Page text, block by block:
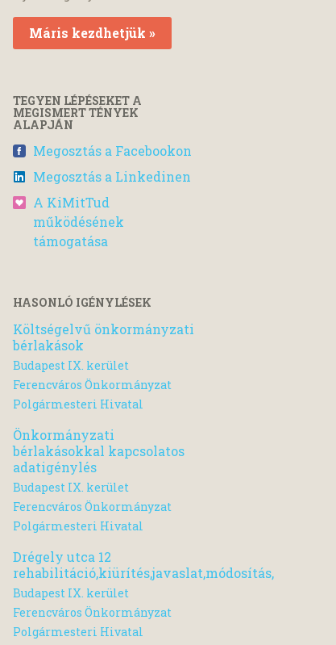
Máris kezdhetjük »
TEGYEN LÉPÉSEKET A
MEGISMERT TÉNYEK
ALAPJÁN
Megosztás a Facebookon
Megosztás a Linkedinen
A KiMitTud
működésének
támogatása
HASONLÓ IGÉNYLÉSEK
Költségelvű önkormányzati
bérlakások
Budapest IX. kerület
Ferencváros Önkormányzat
Polgármesteri Hivatal
Önkormányzati
bérlakásokkal kapcsolatos
adatigénylés
Budapest IX. kerület
Ferencváros Önkormányzat
Polgármesteri Hivatal
Drégely utca 12
rehabilitáció,kiürítés,javaslat,módosítás,
Budapest IX. kerület
Ferencváros Önkormányzat
Polgármesteri Hivatal